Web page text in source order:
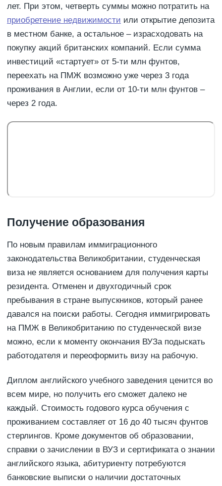
лет. При этом, четверть суммы можно потратить на
приобретение недвижимости или открытие депозита
в местном банке, а остальное – израсходовать на
покупку акций британских компаний. Если сумма
инвестиций «стартует» от 5-ти млн фунтов,
переехать на ПМЖ возможно уже через 3 года
проживания в Англии, если от 10-ти млн фунтов –
через 2 года.
Получение образования
По новым правилам иммиграционного
законодательства Великобритании, студенческая
виза не является основанием для получения карты
резидента. Отменен и двухгодичный срок
пребывания в стране выпускников, который ранее
давался на поиски работы. Сегодня иммигрировать
на ПМЖ в Великобританию по студенческой визе
можно, если к моменту окончания ВУЗа подыскать
работодателя и переоформить визу на рабочую.
Диплом английского учебного заведения ценится во
всем мире, но получить его сможет далеко не
каждый. Стоимость годового курса обучения с
проживанием составляет от 16 до 40 тысяч фунтов
стерлингов. Кроме документов об образовании,
справки о зачислении в ВУЗ и сертификата о знании
английского языка, абитуриенту потребуются
банковские выписки о наличии достаточных